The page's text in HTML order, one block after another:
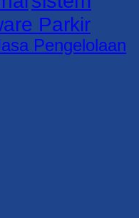
Parkir
Pengelolaan